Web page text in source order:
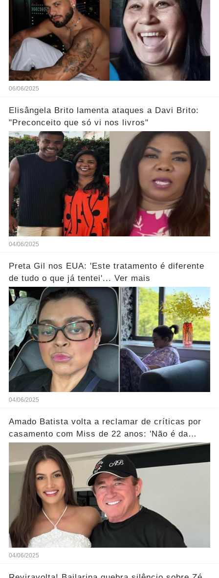
06/06/2025
Elisângela Brito lamenta ataques a Davi Brito:
"Preconceito que só vi nos livros"
04/06/2025
Preta Gil nos EUA: 'Este tratamento é diferente
de tudo o que já tentei'... Ver mais
04/06/2025
Amado Batista volta a reclamar de críticas por
casamento com Miss de 22 anos: 'Não é da
conta de ninguém'... Ver mais
04/06/2025